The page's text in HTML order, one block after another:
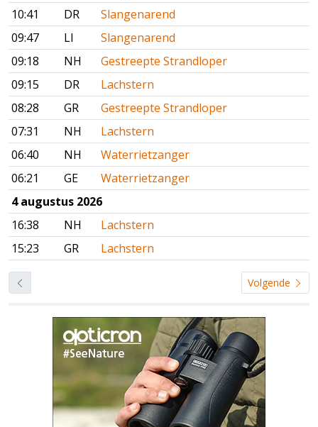
10:41
DR
Slangenarend
09:47
LI
Slangenarend
09:18
NH
Gestreepte Strandloper
09:15
DR
Lachstern
08:28
GR
Gestreepte Strandloper
07:31
NH
Lachstern
06:40
NH
Waterrietzanger
06:21
GE
Waterrietzanger
4 augustus 2026
16:38
NH
Lachstern
15:23
GR Lachstern
Volgende